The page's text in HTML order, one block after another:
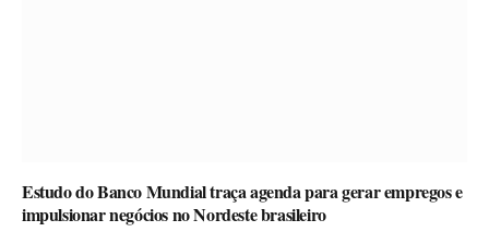
Estudo do Banco Mundial traça agenda para gerar empregos e
impulsionar negócios no Nordeste brasileiro